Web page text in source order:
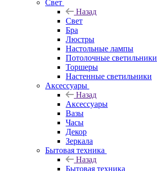
Свет
Назад
Свет
Бра
Люстры
Настольные лампы
Потолочные светильники
Торшеры
Настенные светильники
Аксессуары
Назад
Аксессуары
Вазы
Часы
Декор
Зеркала
Бытовая техника
Назад
Бытовая техника